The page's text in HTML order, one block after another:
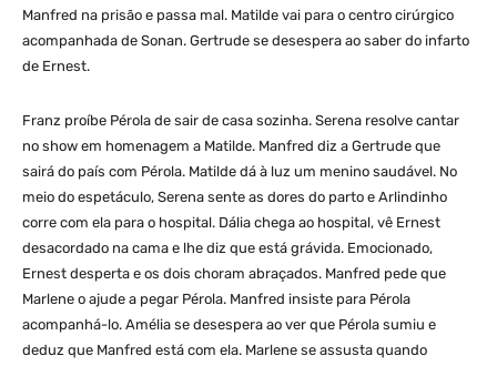
Manfred na prisão e passa mal. Matilde vai para o centro cirúrgico
acompanhada de Sonan. Gertrude se desespera ao saber do infarto
de Ernest.
Franz proíbe Pérola de sair de casa sozinha. Serena resolve cantar
no show em homenagem a Matilde. Manfred diz a Gertrude que
sairá do país com Pérola. Matilde dá à luz um menino saudável. No
meio do espetáculo, Serena sente as dores do parto e Arlindinho
corre com ela para o hospital. Dália chega ao hospital, vê Ernest
desacordado na cama e lhe diz que está grávida. Emocionado,
Ernest desperta e os dois choram abraçados. Manfred pede que
Marlene o ajude a pegar Pérola. Manfred insiste para Pérola
acompanhá-lo. Amélia se desespera ao ver que Pérola sumiu e
deduz que Manfred está com ela. Marlene se assusta quando